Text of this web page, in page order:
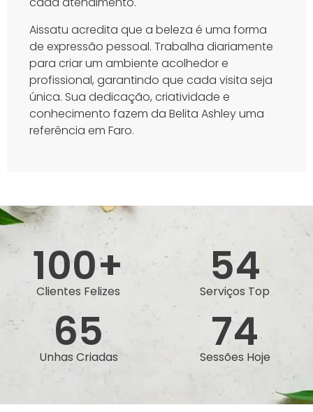
Aissatu acredita que a beleza é uma forma
de expressão pessoal. Trabalha diariamente
para criar um ambiente acolhedor e
profissional, garantindo que cada visita seja
única. Sua dedicação, criatividade e
conhecimento fazem da Belita Ashley uma
referência em Faro.
Clientes Felizes
100+ Serviços Top
54
Unhas Criadas
65 Sessões Hoje
74